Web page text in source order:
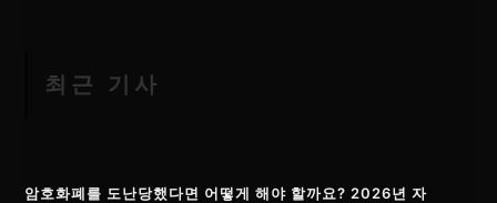
최근 기사
암호화폐를 도난당했다면 어떻게 해야 할까요? 2026년 자